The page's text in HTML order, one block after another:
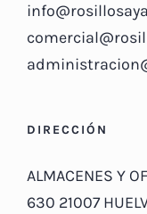
DIRECCIÓN
ALMACENES Y
630 21007